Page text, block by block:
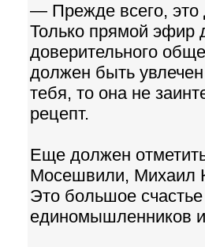
— Прежде всего, это
Только прямой эфир
доверительного
должен быть
тебя, то она не
рецепт.
Еще должен
Мосешвили, Михаил
Это большое
единомышленников